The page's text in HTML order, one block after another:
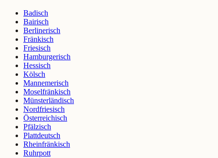
Badisch
Bairisch
Berlinerisch
Fränkisch
Friesisch
Hamburgerisch
Hessisch
Kölsch
Mannemerisch
Moselfränkisch
Münsterländisch
Nordfriesisch
Österreichisch
Pfälzisch
Plattdeutsch
Rheinfränkisch
Ruhrpott